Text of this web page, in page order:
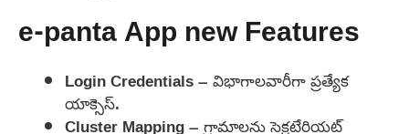
e-panta App new Features
Login Credentials – విభాగాలవారీగా ప్రత్యేక
యాక్సెస్.
Cluster Mapping – గ్రామాలను సెక్రటేరియట్